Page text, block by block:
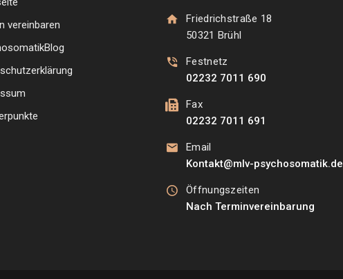
vereinbaren
Friedrichstraße 18
50321 Brühl
Festnetz
02232 7011 690
Fax
02232 7011 691
Email
Kontakt@mlv-psychosomatik.de
Öffnungszeiten
Nach Terminvereinbarung